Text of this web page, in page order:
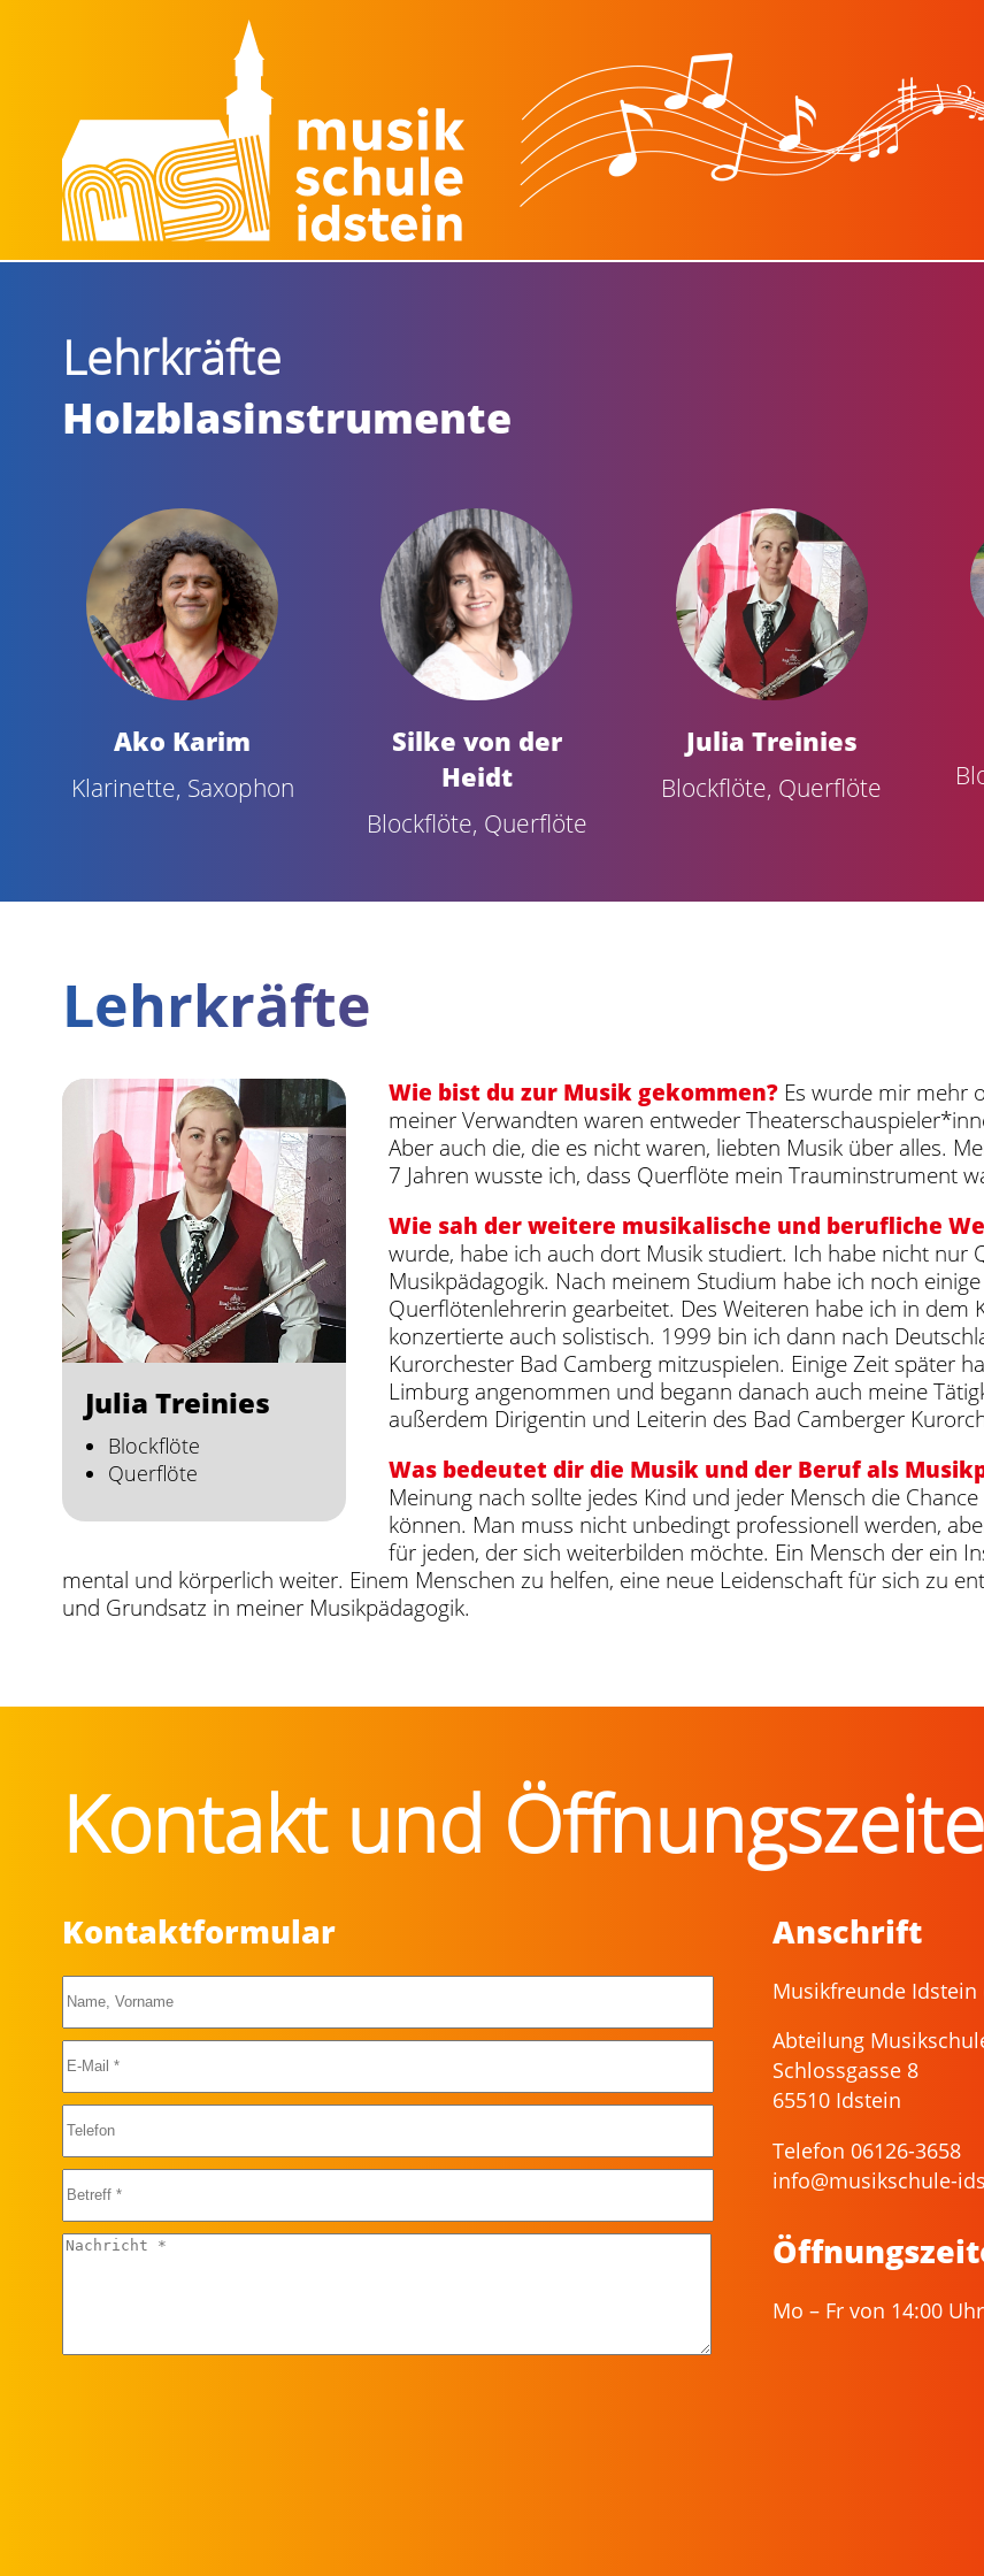
Lehrkräfte
Holzblasinstrumente
Ako Karim
Klarinette, Saxophon
Silke von der
Heidt
Blockflöte, Querflöte
Julia Treinies
Blockflöte, Querflöte
Lehrkräfte
Julia Treinies
Blockflöte
Querflöte
Wie bist du zur Musik gekommen?Es wurde mir mehr
meiner Verwandten waren entweder
Aber auch die, die es nicht waren, liebten Musik über alles.
7 Jahren wusste ich, dass Querflöte mein Trauminstrument
Wie sah der weitere musikalische und berufliche
wurde, habe ich auch dort Musik studiert. Ich habe nicht
Musikpädagogik. Nach meinem Studium habe ich noch
Querflötenlehrerin gearbeitet. Des Weiteren habe ich in
konzertierte auch solistisch. 1999 bin ich dann nach
Kurorchester Bad Camberg mitzuspielen. Einige Zeit später
Limburg angenommen und begann danach auch meine
außerdem Dirigentin und Leiterin des Bad Camberger
Was bedeutet dir die Musik und der Beruf als
Meinung nach sollte jedes Kind und jeder Mensch die
können. Man muss nicht unbedingt professionell werden,
für jeden, der sich weiterbilden möchte. Ein Mensch der ein
mental und körperlich weiter. Einem Menschen zu helfen, eine neue Leidenschaft für sich zu
und Grundsatz in meiner Musikpädagogik.
Kontakt und
Kontaktformular Anschrift
Musikfreunde Idstein
Abteilung
Schlossgasse 8
65510 Idstein
Telefon 06126-3658
info@musikschule-
Mo – Fr von 14:00